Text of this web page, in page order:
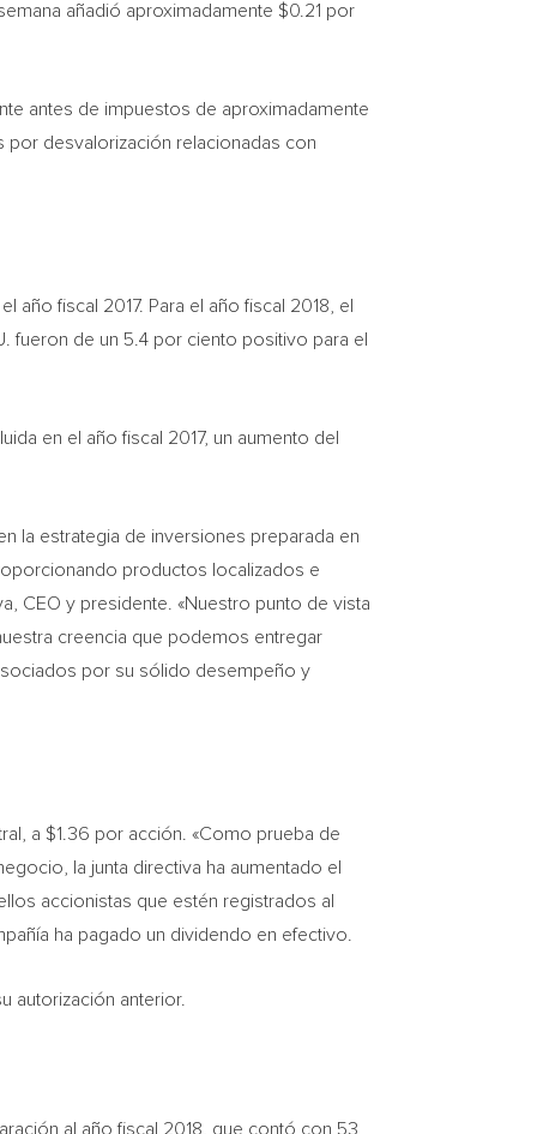
añadió aproximadamente $0.21 por
antes de impuestos de aproximadamente
desvalorización relacionadas con
fiscal 2017. Para el año fiscal 2018, el
fueron de un 5.4 por ciento positivo para el
en el año fiscal 2017, un aumento del
la estrategia de inversiones preparada en
productos localizados e
CEO y presidente. «Nuestro punto de vista
creencia que podemos entregar
por su sólido desempeño y
a $1.36 por acción. «Como prueba de
la junta directiva ha aumentado el
accionistas que estén registrados al
ha pagado un dividendo en efectivo.
autorización anterior.
al año fiscal 2018, que contó con 53